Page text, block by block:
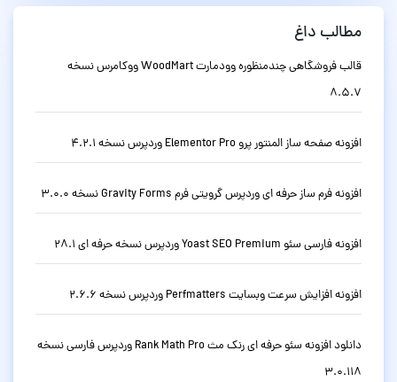
مطالب داغ
قالب فروشگاهی چندمنظوره وودمارت WoodMart ووکامرس نسخه
8.5.7
افزونه صفحه ساز المنتور پرو Elementor Pro وردپرس نسخه 4.2.1
افزونه فرم ساز حرفه ای وردپرس گرویتی فرم Gravity Forms نسخه 3.0.0
افزونه فارسی سئو Yoast SEO Premium وردپرس نسخه حرفه ای 28.1
افزونه افزایش سرعت وبسایت Perfmatters وردپرس نسخه 2.6.6
دانلود افزونه سئو حرفه ای رنک مث Rank Math Pro وردپرس فارسی نسخه
3.0.118